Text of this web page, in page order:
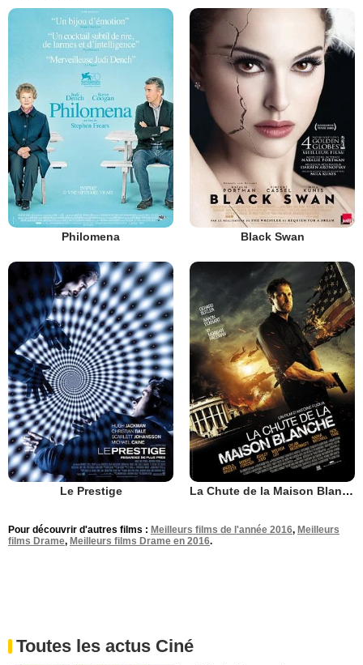
Philomena Black Swan
Le Prestige La Chute de la Maison Blanche
Pour découvrir d'autres films : Meilleurs films de l'année 2016, Meilleurs
films Drame, Meilleurs films Drame en 2016.
Toutes les actus Ciné